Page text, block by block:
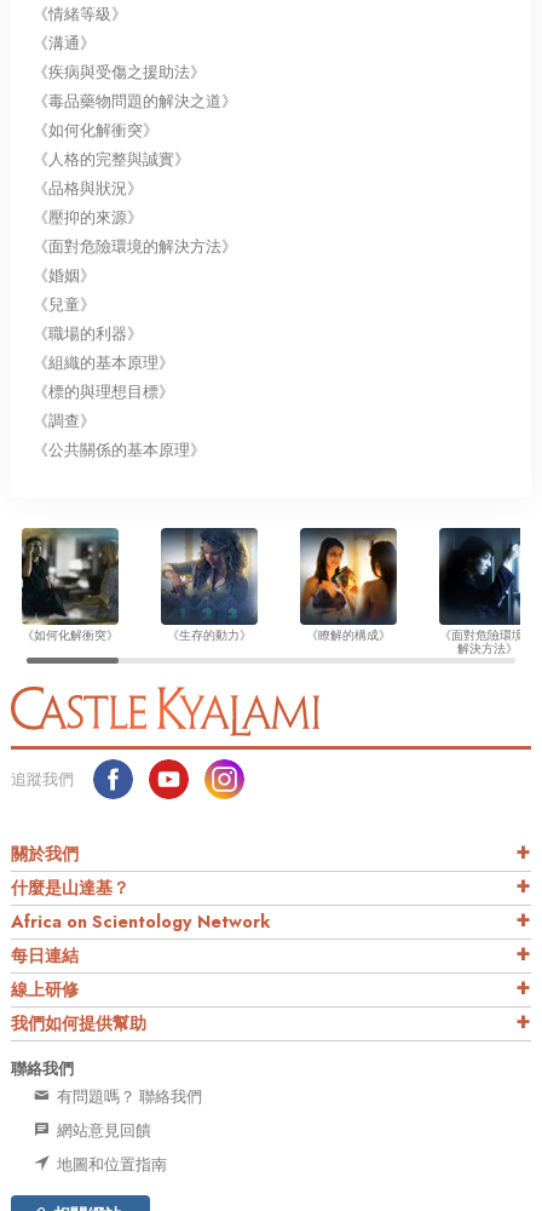
《情緒等級》
《溝通》
《疾病與受傷之援助法》
《毒品藥物問題的解決之道》
《如何化解衝突》
《人格的完整與誠實》
《品格與狀況》
《壓抑的來源》
《面對危險環境的解決方法》
《婚姻》
《兒童》
《職場的利器》
《組織的基本原理》
《標的與理想目標》
《調查》
《公共關係的基本原理》
《如何化解衝突》 《生存的動力》 《瞭解的構成》
《面對危險環境的
解決方法》
追蹤我們
關於我們
什麼是山達基？
Africa on Scientology Network
每日連結
線上研修
我們如何提供幫助
聯絡我們
有問題嗎？ 聯絡我們
網站意見回饋
地圖和位置指南